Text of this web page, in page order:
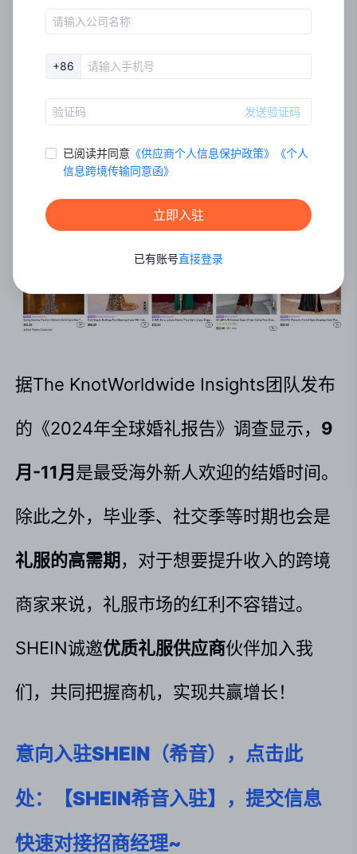
法国、意大利、波兰、西班牙和罗马尼亚
是欧洲婚纱购买力最大的前6个市场。
据The KnotWorldwide Insights团队发布
的《2024年全球婚礼报告》调查显示， 9
月-11月 是最受海外新人欢迎的结婚时间。
除此之外，毕业季、社交季等时期也会是
礼服的高需期 ，对于想要提升收入的跨境
商家来说，礼服市场的红利不容错过。
SHEIN诚邀优质礼服供应商伙伴加入我
们，共同把握商机，实现共赢增长！
意向入驻SHEIN（希音），点击此
处：【SHEIN希音入驻】，提交信息
快速对接招商经理~
+86
发送验证码
已阅读并同意 《供应商个人信息保护政策》 《个⼈
信息跨境传输同意函》
立即入驻
已有账号直接登录